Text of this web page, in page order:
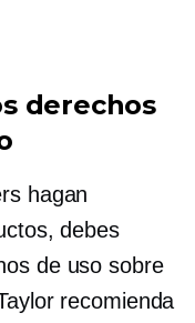
derechos
hagan
debes
de uso sobre
recomienda